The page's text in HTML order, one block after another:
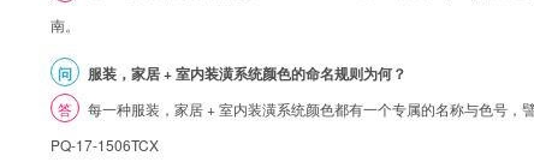
南。
问 服装，家居 + 室内装潢系统颜色的命名规则为何？
答
每一种服装，家居 + 室内装潢系统颜色都有一个专属的名称与色号
PQ-17-1506TCX